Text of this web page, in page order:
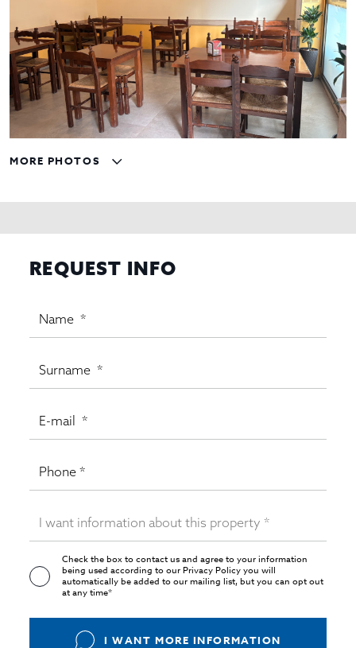
MORE PHOTOS
REQUEST INFO
Check the box to contact us and agree to your information
being used according to ourPrivacy Policyyou will
automatically be added to our mailing list, but you can opt out
at any time*
I WANT MORE INFORMATION